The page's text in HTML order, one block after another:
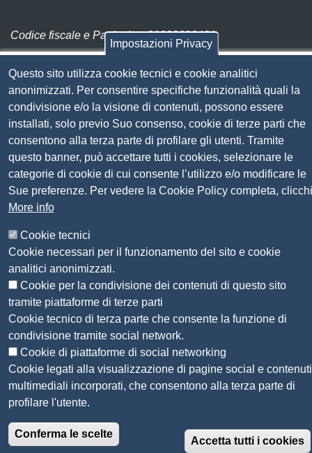
Codice fiscale e Partita Iva:01838690491
Codice univoco fatturazione elettronica:
UFN1JE
Pagare con PagoPA
Seguici su
Sito web
Amministrazione trasparente
Mappa del sito
Privacy
Dichiarazione di accessibilità
Feedback accessibilità
Siti tematici: Maremma e Tirreno Itinerari
© 2026 CAMERA DI COMMERCIO DELLA
MAREMMA E DEL TIRRENO
Impostazioni Privacy
Questo sito utilizza cookie tecnici e cookie analitici
anonimizzati. Per consentire specifiche funzionalità quali la
condivisione e/o la visione di contenuti, possono essere
installati, solo previo Suo consenso, cookie di terze parti che
consentono alla terza parte di profilare gli utenti. Tramite
questo banner, può accettare tutti i cookies, selezionare le
categorie di cookie di cui consente l’utilizzo e/o modificare le
Sue preferenze. Per vedere la Cookie Policy completa, clicchi
More info
Cookie tecnici
Cookie necessari per il funzionamento del sito e cookie
analitici anonimizzati.
Cookie per la condivisione dei contenuti di questo sito
tramite piattaforme di terze parti
Cookie tecnico di terza parte che consente la funzione di
condivisione tramite social network.
Cookie di piattaforme di social networking
Cookie legati alla visualizzazione di pagine social e contenuti
multimediali incorporati, che consentono alla terza parte di
profilare l'utente.
Conferma le scelte
Accetta tutti i cookies